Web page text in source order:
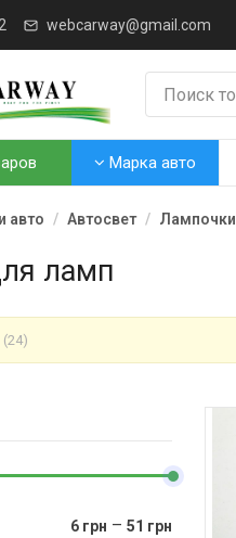
webcarway@gmail.com
Марка авто
авто Автосвет
ламп
(24)
6грн – 51 грн